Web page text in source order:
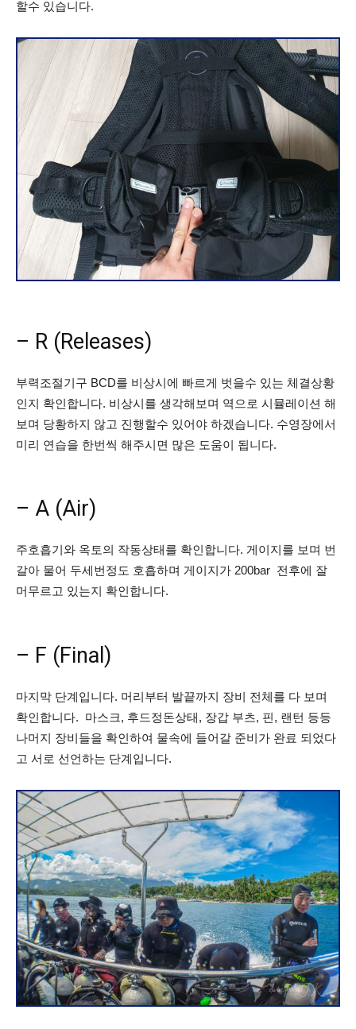
할수 있습니다.
– R (Releases)
부력조절기구 BCD를 비상시에 빠르게 벗을수 있는 체결상황
인지 확인합니다. 비상시를 생각해보며 역으로 시뮬레이션 해
보며 당황하지 않고 진행할수 있어야 하겠습니다. 수영장에서
미리 연습을 한번씩 해주시면 많은 도움이 됩니다.
– A (Air)
주호흡기와 옥토의 작동상태를 확인합니다. 게이지를 보며 번
갈아 물어 두세번정도 호흡하며 게이지가 200bar 전후에 잘
머무르고 있는지 확인합니다.
– F (Final)
마지막 단계입니다. 머리부터 발끝까지 장비 전체를 다 보며
확인합니다. 마스크, 후드정돈상태, 장갑 부츠, 핀, 랜턴 등등
나머지 장비들을 확인하여 물속에 들어갈 준비가 완료 되었다
고 서로 선언하는 단계입니다.